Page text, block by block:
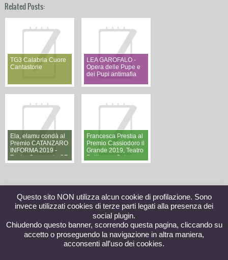
Related Posts:
TG3 Calabria Cuore
Cantastorie
LEA GAROFALO -
Opera delle Pupe e
dei Pupi antimafia
Ela, elamu condà al
Premio CATANZARO
INFORMA 2019 -
Teatro Comunale CZ
Francesca Prestia al
Premio Cassiodoro il
Grande 2019, Teatro
Politeama Catanzaro
Questo sito NON utilizza alcun cookie di profilazione. Sono
invece utilizzati cookies di terze parti legati alla presenza dei
social plugin.
Chiudendo questo banner, scorrendo questa pagina, cliccando su
accetto o proseguendo la navigazione in altra maniera,
acconsenti all′uso dei cookies.